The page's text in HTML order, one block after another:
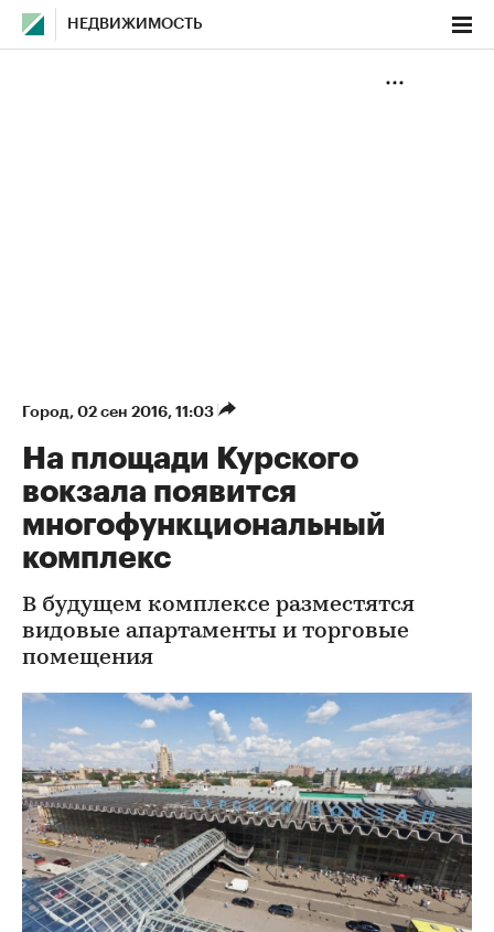
НЕДВИЖИМОСТЬ
Город⁠, 02 сен 2016, 11:03
На площади Курского
вокзала появится
многофункциональный
комплекс
В будущем комплексе разместятся
видовые апартаменты и торговые
помещения